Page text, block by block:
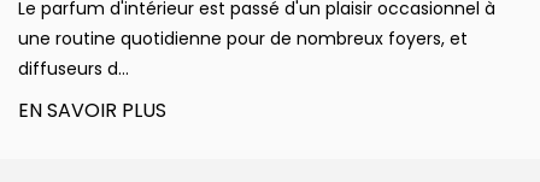
Le parfum d'intérieur est passé d'un plaisir occasionnel à
une routine quotidienne pour de nombreux foyers, et
diffuseurs d...
EN SAVOIR PLUS